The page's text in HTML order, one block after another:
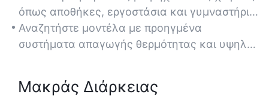
μετάλλων ή φθορισμού, μειώνοντας το
κόστος ηλεκτρικής ενέργειας έως και 60%
διατηρώντας παράλληλα υψηλή φωτεινότητα.
όπως αποθήκες, εργοστάσια και γυμναστήρια
όπου απαιτείται συνεχής φωτισμός χωρίς
υπερβολική κατανάλωση ενέργειας.
Αναζητήστε μοντέλα με προηγμένα
συστήματα απαγωγής θερμότητας και υψηλή
εξοικονόμηση ενέργειας.
Μακράς Διάρκειας